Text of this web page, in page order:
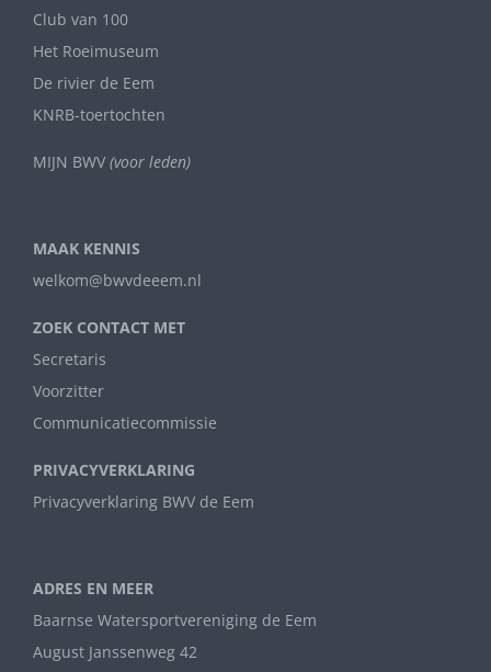
Club van 100
Het Roeimuseum
De rivier de Eem
KNRB-toertochten
MIJN BWV (voor leden)
MAAK KENNIS
welkom@bwvdeeem.nl
ZOEK CONTACT MET
Secretaris
Voorzitter
Communicatiecommissie
PRIVACYVERKLARING
Privacyverklaring BWV de Eem
ADRES EN MEER
Baarnse Watersportvereniging de Eem
August Janssenweg 42